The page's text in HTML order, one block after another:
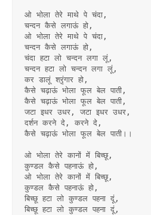
ओ भोला तेरे माथे पे चंदा,
चन्दन कैसे लगाऊं हो,
ओ भोला तेरे माथे पे चंदा,
चन्दन कैसे लगाऊं हो,
चंदा हटा लो चन्दन लगा लूं,
चन्दन हटा लो चन्दन लगा लूं,
कर डालूं श्रृंगार हो,
कैसे चढ़ाऊं भोला फूल बेल पाती,
कैसे चढ़ाऊं भोला फूल बेल पाती,
जटा इधर उधर, जटा इधर उधर,
दर्शन करने दे, करने दे,
कैसे चढ़ाऊं भोला फूल बेल पाती।।
ओ भोला तेरे कानों में बिच्छू,
कुण्डल कैसे पहनाऊं हो,
ओ भोला तेरे कानों में बिच्छू,
कुण्डल कैसे पहनाऊं हो,
बिच्छू हटा लो कुण्डल पहना दूं,
बिच्छू हटा लो कुण्डल पहना दूं,